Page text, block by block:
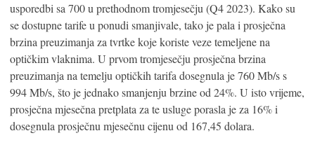
usporedbi sa 700 u prethodnom tromjesečju (Q4 2023). Kako su
se dostupne tarife u ponudi smanjivale, tako je pala i prosječna
brzina preuzimanja za tvrtke koje koriste veze temeljene na
optičkim vlaknima. U prvom tromjesečju prosječna brzina
preuzimanja na temelju optičkih tarifa dosegnula je 760 Mb/s s
994 Mb/s, što je jednako smanjenju brzine od 24%. U isto vrijeme,
prosječna mjesečna pretplata za te usluge porasla je za 16% i
dosegnula prosječnu mjesečnu cijenu od 167,45 dolara.